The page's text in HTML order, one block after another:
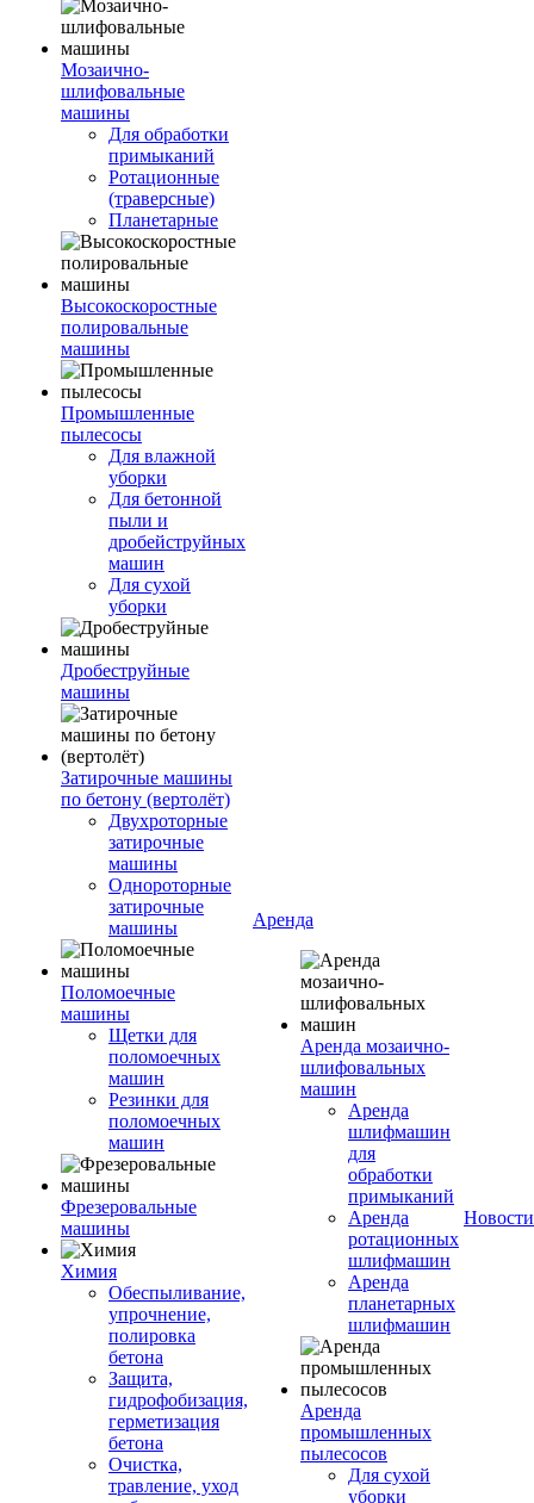
Мозаично-
шлифовальные
машины
Для обработки
примыканий
Ротационные
(траверсные)
Планетарные
Высокоскоростные
полировальные
машины
Промышленные
пылесосы
Для влажной
уборки
Для бетонной
пыли и
дробейструйных
машин
Для сухой
уборки
Дробеструйные
машины
Затирочные машины
по бетону (вертолёт)
Двухроторные
затирочные
машины
Однороторные
затирочные
машины
Поломоечные
машины
Щетки для
поломоечных
машин
Резинки для
поломоечных
машин
Фрезеровальные
машины
Химия
Обеспыливание,
упрочнение,
полировка
бетона
Защита,
гидрофобизация,
герметизация
бетона
Очистка,
травление, уход
Аренда
Аренда мозаично-
шлифовальных
машин
Аренда
шлифмашин
для
обработки
примыканий
Аренда
ротационных
шлифмашин
Аренда
планетарных
шлифмашин
Аренда
промышленных
пылесосов
Для сухой
уборки
Новости